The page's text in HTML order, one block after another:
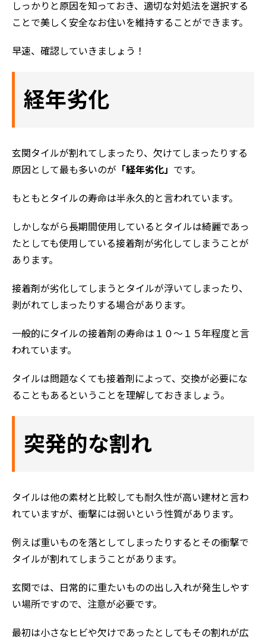
しっかりと原因を知っておき、適切な対処法を選択する
ことで美しく安全なお住いを維持することができます。
早速、確認していきましょう！
経年劣化
玄関タイルが割れてしまったり、欠けてしまったりする
原因として最も多いのが 「経年劣化」 です。
もともとタイルの寿命は半永久的と言われています。
しかしながら長期間使用しているとタイルは綺麗であっ
たとしても使用している接着剤が劣化してしまうことが
あります。
接着剤が劣化してしまうとタイルが浮いてしまったり、
剥がれてしまったりする場合があります。
一般的にタイルの接着剤の寿命は１０～１５年程度と言
われています。
タイルは問題なくても接着剤によって、交換が必要にな
ることもあるということを理解しておきましょう。
突発的な割れ
タイルは他の素材と比較しても耐久性が高い建材と言わ
れていますが、衝撃には弱いという性質があります。
例えば重いものを落としてしまったりするとその衝撃で
タイルが割れてしまうことがあります。
玄関では、日常的に重たいものの出し入れが発生しやす
い場所ですので、注意が必要です。
最初は小さなヒビや欠けであったとしてもその割れが広